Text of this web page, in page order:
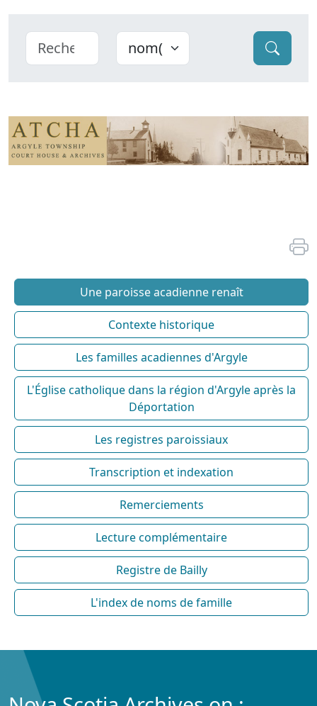
Une paroisse acadienne renaît
Contexte historique
Les familles acadiennes d'Argyle
L'Église catholique dans la région d'Argyle après la
Déportation
Les registres paroissiaux
Transcription et indexation
Remerciements
Lecture complémentaire
Registre de Bailly
L'index de noms de famille